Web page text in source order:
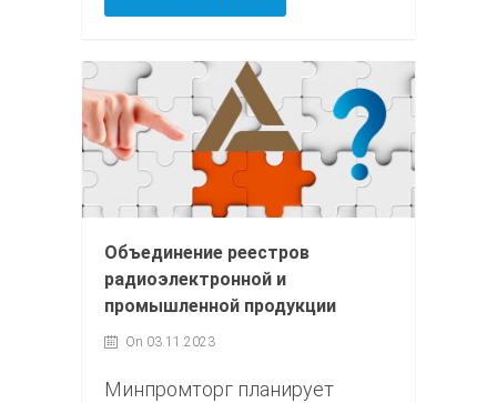
Объединение реестров
радиоэлектронной и
промышленной продукции
On 03.11.2023
Минпромторг планирует